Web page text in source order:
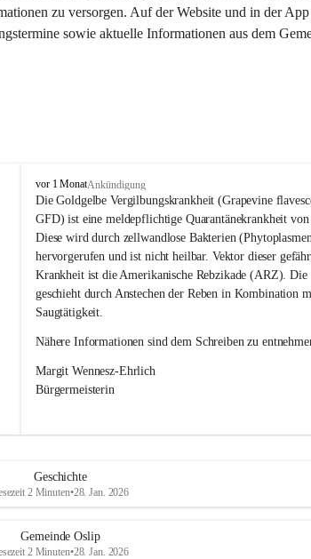
zu versorgen. Auf der Website und in der
sowie aktuelle Informationen aus dem
O
s
l
i
p
vor 1 MonatAnkündigung
Die Goldgelbe Vergilbungskrankheit (Grapevine
GFD) ist eine meldepflichtige Quarantänekrankheit von
Diese wird durch zellwandlose Bakterien
hervorgerufen und ist nicht heilbar. Vektor dieser
Krankheit ist die Amerikanische Rebzikade (ARZ). Die
geschieht durch Anstechen der Reben in Kombination
Saugtätigkeit.
Nähere Informationen sind dem Schreiben zu
Margit Wennesz-Ehrlich
Bürgermeisterin
Geschichte
2 Minuten•28. Jan. 2026
Gemeinde Oslip
2 Minuten•28. Jan. 2026